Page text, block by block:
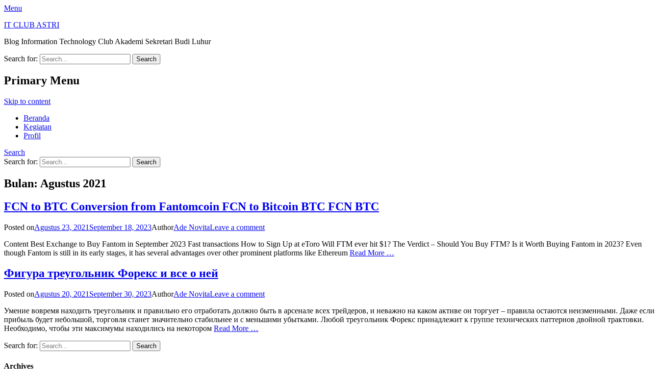
Menu
IT CLUB ASTRI
Blog Information Technology Club Akademi Sekretari Budi Luhur
Search for:
Primary Menu
Skip to content
Beranda
Kegiatan
Profil
Search
Search for:
Bulan: Agustus 2021
FCN to BTC Conversion from Fantomcoin FCN to Bitcoin BTC FCN BTC
Posted onAgustus 23, 2021 September 18, 2023AuthorAde NovitaLeave a comment
Content Best Exchange to Buy Fantom in September 2023 Fast transactions How to Sign Up at eToro Will FTM ever hit $1? The Verdict – Should You Buy FTM? Is it Worth Buying Fantom in 2023? Even
though Fantom is still in its early stages, it has several advantages over other prominent platforms like Ethereum Read More …
Фигура треугольник Форекс и все о ней
Posted onAgustus 20, 2021 September 30, 2023AuthorAde NovitaLeave a comment
Умение вовремя находить треугольник и правильно его отработать должно быть в арсенале всех трейдеров, и неважно на каком активе он торгует – правила остаются неизменными. Даже если
прибыль будет небольшой, торговля станет значительно стабильнее и с меньшими убытками. Любой треугольник Форекс принадлежит к группе технических паттернов двойной трактовки.
Необходимо, чтобы эти максимумы находились на некотором Read More …
Search for:
Archives